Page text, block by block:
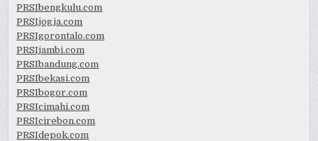
PRSIbengkulu.com
PRSIjogja.com
PRSIgorontalo.com
PRSIjambi.com
PRSIbandung.com
PRSIbekasi.com
PRSIbogor.com
PRSIcimahi.com
PRSIcirebon.com
PRSIdepok.com